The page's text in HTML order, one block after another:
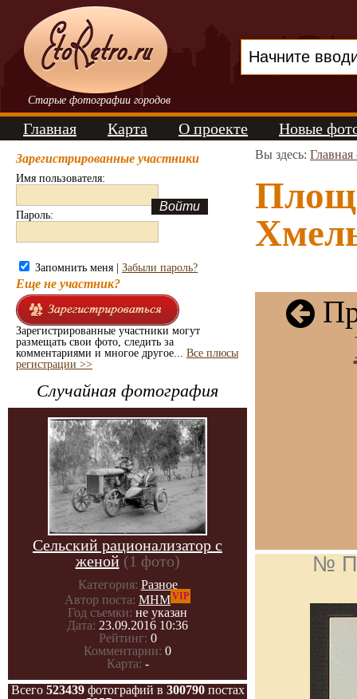
Старые фотографии городов
Главная Карта О проекте Новые
Зарегистрированные участники
Имя пользователя:
Пароль:
Запомнить меня | Забыли пароль?
Еще не участник?
Зарегистрированные участники могут
размещать свои фото, следить за
комментариями и многое другое... Все плюсы
регистрации >>
Случайная фотография
Сельский рационализатор с
женой (1 фото)
Категория: Разное
Автор поста: МНМVIP
Год съемки: не указан
Дата: 23.09.2016 10:36
Рейтинг: 0
Комментарии: 0
Карта: -
Всего 523439фотографий в 300790постах
Вы здесь: Главная
№